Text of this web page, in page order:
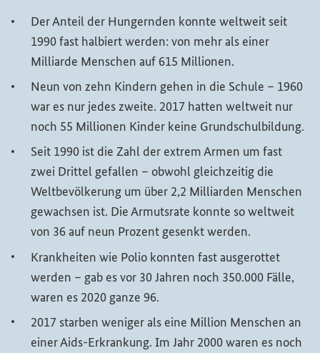
Der Anteil der Hungernden konnte weltweit seit
1990 fast halbiert werden: von mehr als einer
Milliarde Menschen auf 615 Millionen.
Neun von zehn Kindern gehen in die Schule – 1960
war es nur jedes zweite. 2017 hatten weltweit nur
noch 55 Millionen Kinder keine Grundschulbildung.
Seit 1990 ist die Zahl der extrem Armen um fast
zwei Drittel gefallen – obwohl gleichzeitig die
Weltbevölkerung um über 2,2 Milliarden Menschen
gewachsen ist. Die Armutsrate konnte so weltweit
von 36 auf neun Prozent gesenkt werden.
Krankheiten wie Polio konnten fast ausgerottet
werden – gab es vor 30 Jahren noch 350.000 Fälle,
waren es 2020 ganze 96.
2017 starben weniger als eine Million Menschen an
einer Aids-Erkrankung. Im Jahr 2000 waren es noch